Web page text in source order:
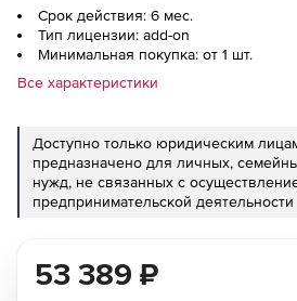
Срок действия: 6 мес.
Тип лицензии: add-on
Минимальная покупка: от 1 шт.
Все характеристики
Доступно только юридическим
предназначено для личных,
нужд, не связанных с
предпринимательской деятельности
53 389 ₽